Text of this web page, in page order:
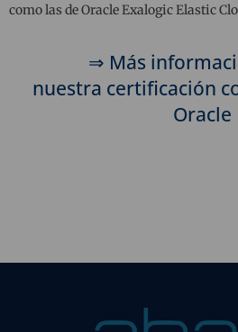
como las de Oracle Exalogic Elastic
⇒ Más
nuestra certificación
Oracle